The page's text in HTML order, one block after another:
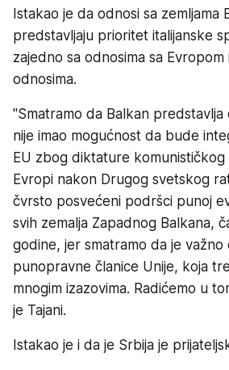
Istakao je da odnosi sa zemljama
predstavljaju prioritet italijanske
zajedno sa odnosima sa
odnosima.
"Smatramo da Balkan
nije imao mogućnost da bude
EU zbog diktature komunističkog
Evropi nakon Drugog svetskog
čvrsto posvećeni podršci punoj
svih zemalja Zapadnog Balkana,
godine, jer smatramo da je važno
punopravne članice Unije, koja
mnogim izazovima. Radićemo u
je Tajani.
Istakao je i da je Srbija je